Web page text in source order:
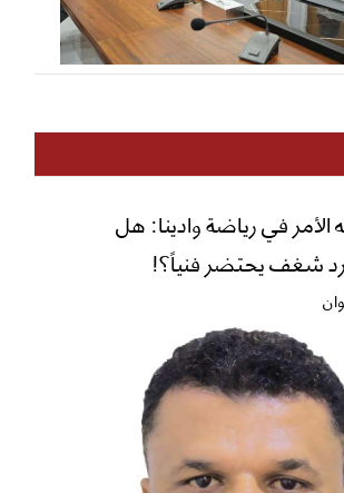
في رياضة وادينا: هل
شغف يحتضر فنياً؟!